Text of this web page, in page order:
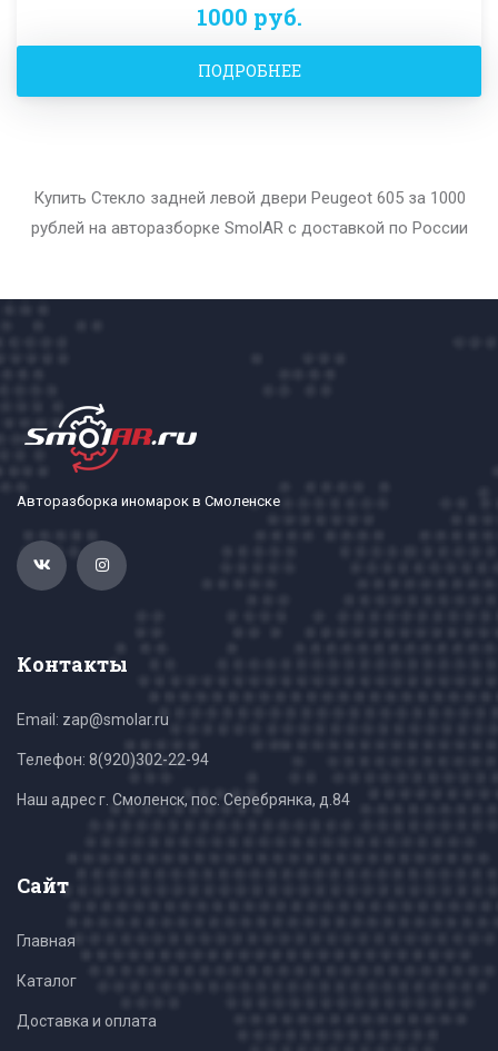
1000 руб.
ПОДРОБНЕЕ
Купить Стекло задней левой двери Peugeot 605 за 1000
рублей на авторазборке SmolAR с доставкой по России
Авторазборка иномарок в Смоленске
Контакты
Email: zap@smolar.ru
Телефон: 8(920)302-22-94
Наш адрес г. Смоленск, пос. Серебрянка, д.84
Сайт
Главная
Каталог
Доставка и оплата